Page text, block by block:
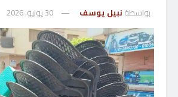
بواسطة نبيل يوسف 30 يونيو، 2026